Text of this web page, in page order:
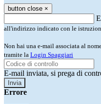
button close ×
all'indirizzo indicato con le
Non hai una e-mail associata al
tramite la Login Spaggiari
E-mail inviata, si prega di
Errore